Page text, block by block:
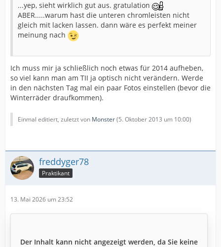
...yep, sieht wirklich gut aus. gratulation
ABER.....warum hast die unteren chromleisten nicht
gleich mit lacken lassen. dann wäre es perfekt meiner
meinung nach
Ich muss mir ja schließlich noch etwas für 2014 aufheben,
so viel kann man am TII ja optisch nicht verändern. Werde
in den nächsten Tag mal ein paar Fotos einstellen (bevor die
Winterräder draufkommen).
Einmal editiert, zuletzt von Monster(5. Oktober 2013 um 10:00)
freddyger78
Praktikant
13. Mai 2026 um 23:52
Der Inhalt kann nicht angezeigt werden, da Sie keine